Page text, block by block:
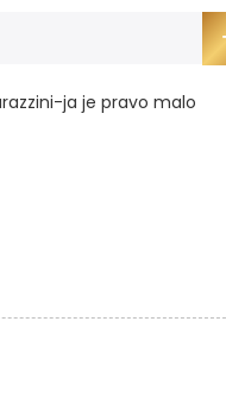
ja je pravo malo